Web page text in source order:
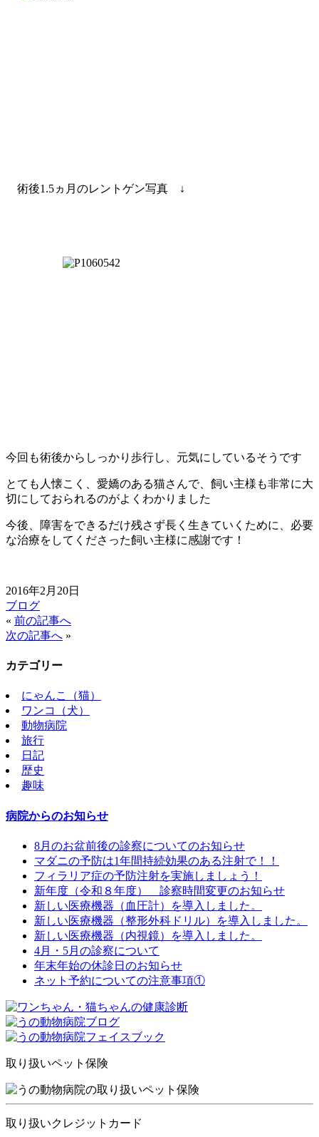
術後1.5ヵ月のレントゲン写真 ↓
今回も術後からしっかり歩行し、元気にしているそうです
とても人懐こく、愛嬌のある猫さんで、飼い主様も非常に大
切にしておられるのがよくわかりました
今後、障害をできるだけ残さず長く生きていくために、必要
な治療をしてくださった飼い主様に感謝です！
2016年2月20日
ブログ
« 前の記事へ
次の記事へ »
カテゴリー
にゃんこ（猫）
ワンコ（犬）
動物病院
旅行
日記
歴史
趣味
病院からのお知らせ
8月のお盆前後の診察についてのお知らせ
マダニの予防は1年間持続効果のある注射で！！
フィラリア症の予防注射を実施しましょう！
新年度（令和８年度） 診察時間変更のお知らせ
新しい医療機器（血圧計）を導入しました。
新しい医療機器（整形外科ドリル）を導入しました。
新しい医療機器（内視鏡）を導入しました。
4月・5月の診察について
年末年始の休診日のお知らせ
ネット予約についての注意事項①
取り扱いペット保険
取り扱いクレジットカード